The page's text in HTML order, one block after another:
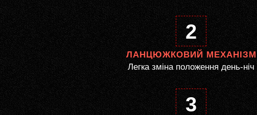
2
ЛАНЦЮЖКОВИЙ МЕХАНІЗМ
Легка зміна положення день-ніч
3